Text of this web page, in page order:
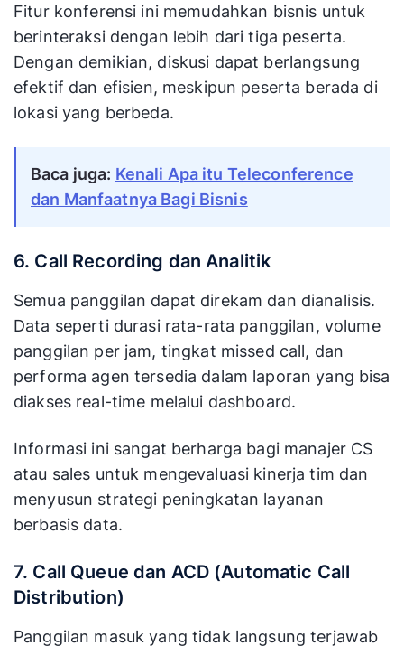
Fitur konferensi ini memudahkan bisnis untuk
berinteraksi dengan lebih dari tiga peserta.
Dengan demikian, diskusi dapat berlangsung
efektif dan efisien, meskipun peserta berada di
lokasi yang berbeda.
Baca juga: Kenali Apa itu Teleconference
dan Manfaatnya Bagi Bisnis
6. Call Recording dan Analitik
Semua panggilan dapat direkam dan dianalisis.
Data seperti durasi rata-rata panggilan, volume
panggilan per jam, tingkat missed call, dan
performa agen tersedia dalam laporan yang bisa
diakses real-time melalui dashboard.
Informasi ini sangat berharga bagi manajer CS
atau sales untuk mengevaluasi kinerja tim dan
menyusun strategi peningkatan layanan
berbasis data.
7. Call Queue dan ACD (Automatic Call
Distribution)
Panggilan masuk yang tidak langsung terjawab